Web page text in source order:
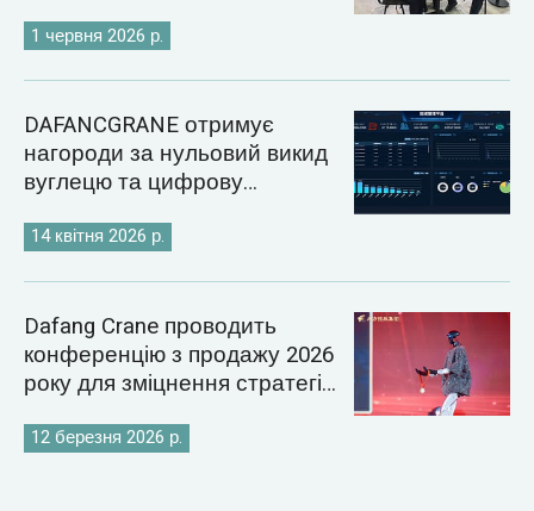
1 червня 2026 р.
DAFANCGRANE отримує
нагороди за нульовий викид
вуглецю та цифрову
14 квітня 2026 р.
Dafang Crane проводить
конференцію з продажу 2026
року для зміцнення стратегії
12 березня 2026 р.